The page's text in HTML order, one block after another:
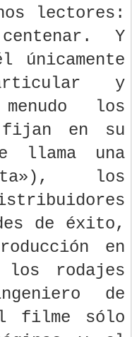
lectores:
Y
únicamente
y
los
en su
llama una
los
de éxito,
en
rodajes
de
filme sólo